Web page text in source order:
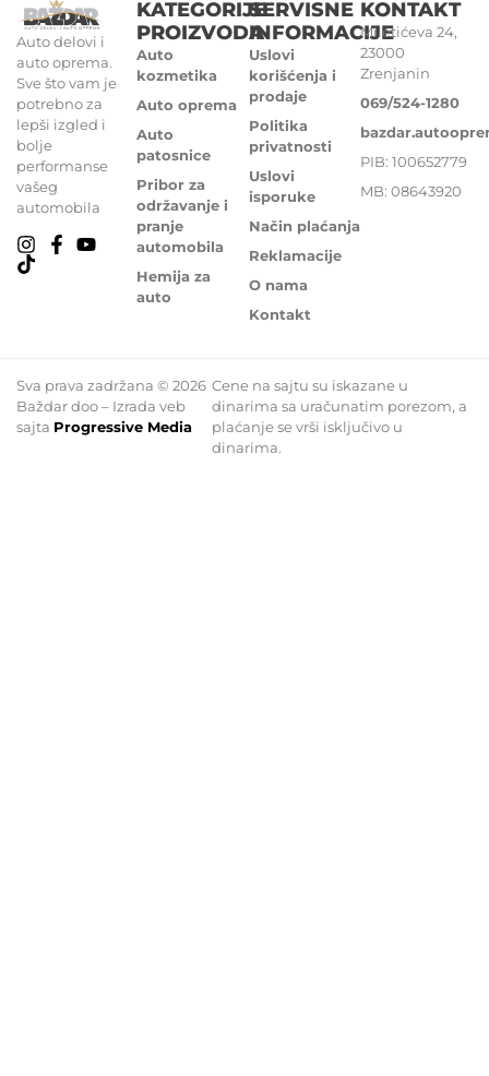
Auto delovi i
auto oprema.
Sve što vam je
potrebno za
lepši izgled i
bolje
performanse
vašeg
automobila
KATEGORIJE
PROIZVODA
Auto
kozmetika
Auto oprema
Auto
patosnice
Pribor za
održavanje i
pranje
automobila
Hemija za
auto
SERVISNE
INFORMACIJE
Uslovi
korišćenja i
prodaje
Politika
privatnosti
Uslovi
isporuke
Način plaćanja
Reklamacije
O nama
Kontakt
KONTAKT
Miletićeva 24,
23000
Zrenjanin
069/524-1280
PIB: 100652779
MB: 08643920
Sva prava zadržana © 2026
Baždar doo – Izrada veb
sajta Progressive Media
Cene na sajtu su iskazane u
dinarima sa uračunatim porezom, a
plaćanje se vrši isključivo u
dinarima.